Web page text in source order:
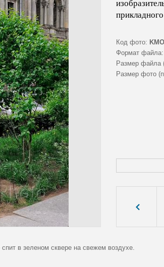
Код фото:
Формат файла:
Размер файла
Размер фото
в зеленом сквере на свежем воздухе.